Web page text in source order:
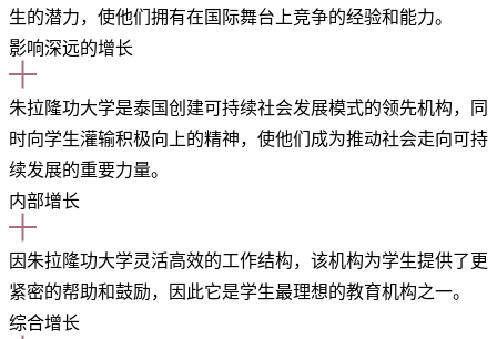
生的潜力，使他们拥有在国际舞台上竞争的经验和能力。
影响深远的增长
朱拉隆功大学是泰国创建可持续社会发展模式的领先机构，同
时向学生灌输积极向上的精神，使他们成为推动社会走向可持
续发展的重要力量。
内部增长
因朱拉隆功大学灵活高效的工作结构，该机构为学生提供了更
紧密的帮助和鼓励，因此它是学生最理想的教育机构之一。
综合增长